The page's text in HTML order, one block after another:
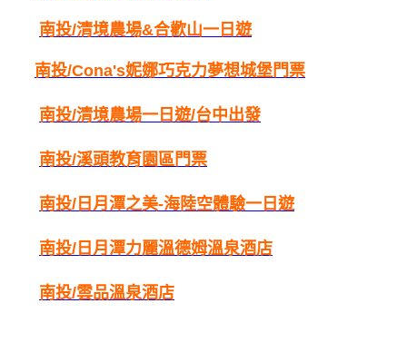
南投/清境農場&合歡山一日遊
南投/Cona's妮娜巧克力夢想城堡門票
南投/清境農場一日遊/台中出發
南投/溪頭教育園區門票
南投/ 日月潭之美-海陸空體驗一日遊
南投/ 日月潭力麗溫德姆溫泉酒店
南投/雲品溫泉酒店